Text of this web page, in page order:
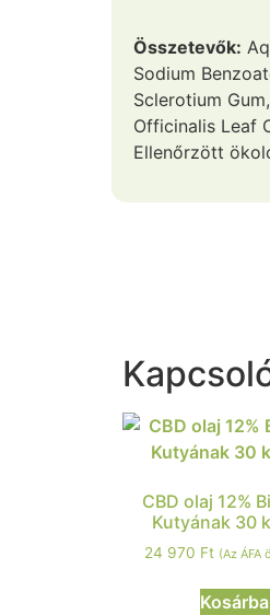
Összetevők:
Sodium
Sclerotium
Officinalis Leaf
Ellenőrzött
CBD olaj 12%
Kutyának 30
24 970 Ft (Az ÁFA